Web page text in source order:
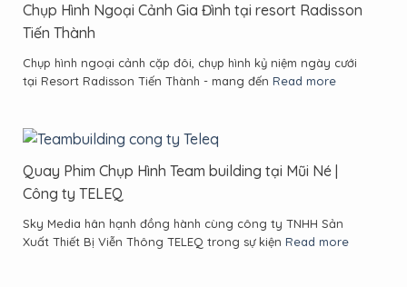
Chụp Hình Ngoại Cảnh Gia Đình tại resort Radisson
Tiến Thành
Chụp hình ngoại cảnh cặp đôi, chụp hình kỷ niệm ngày cưới
tại Resort Radisson Tiến Thành - mang đến Read more
Quay Phim Chụp Hình Team building tại Mũi Né |
Công ty TELEQ
Sky Media hân hạnh đồng hành cùng công ty TNHH Sản
Xuất Thiết Bị Viễn Thông TELEQ trong sự kiện Read more